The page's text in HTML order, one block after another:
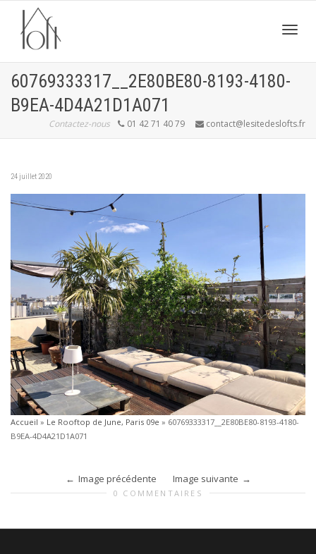
60769333317__2E80BE80-8193-4180-
B9EA-4D4A21D1A071
Contactez-nous 01 42 71 40 79 contact@lesitedeslofts.fr
24 juillet 2020
Accueil » Le Rooftop de June, Paris 09e » 60769333317__2E80BE80-8193-4180-
B9EA-4D4A21D1A071
Image précédente Image suivante
0 COMMENTAIRES